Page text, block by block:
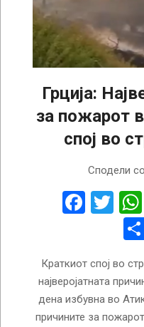
Грција:
за пожарот
спој во
Сподели со
Краткиот спој во
најверојатната
дена избувна во
причините за